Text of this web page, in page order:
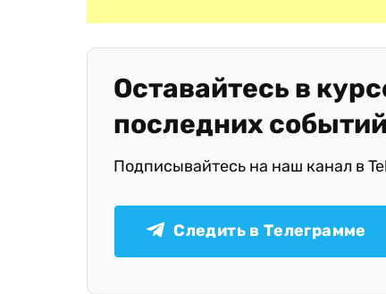
Оставайтесь в
последних
Подписывайтесь на наш канал в
Следить в Телеграмме